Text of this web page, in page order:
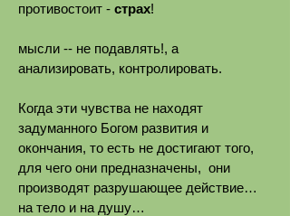
противостоит - страх!
мысли -- не подавлять!, а
анализировать, контролировать.
Когда эти чувства не находят
задуманного Богом развития и
окончания, то есть не достигают того,
для чего они предназначены, они
производят разрушающее действие…
на тело и на душу…